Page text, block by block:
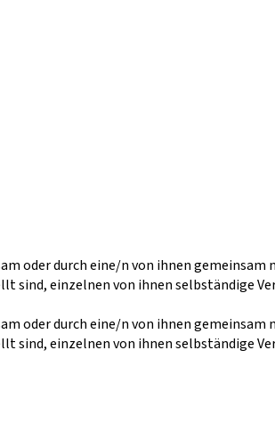
oder durch eine/n von ihnen gemeinsam
sind, einzelnen von ihnen selbständige
oder durch eine/n von ihnen gemeinsam
sind, einzelnen von ihnen selbständige